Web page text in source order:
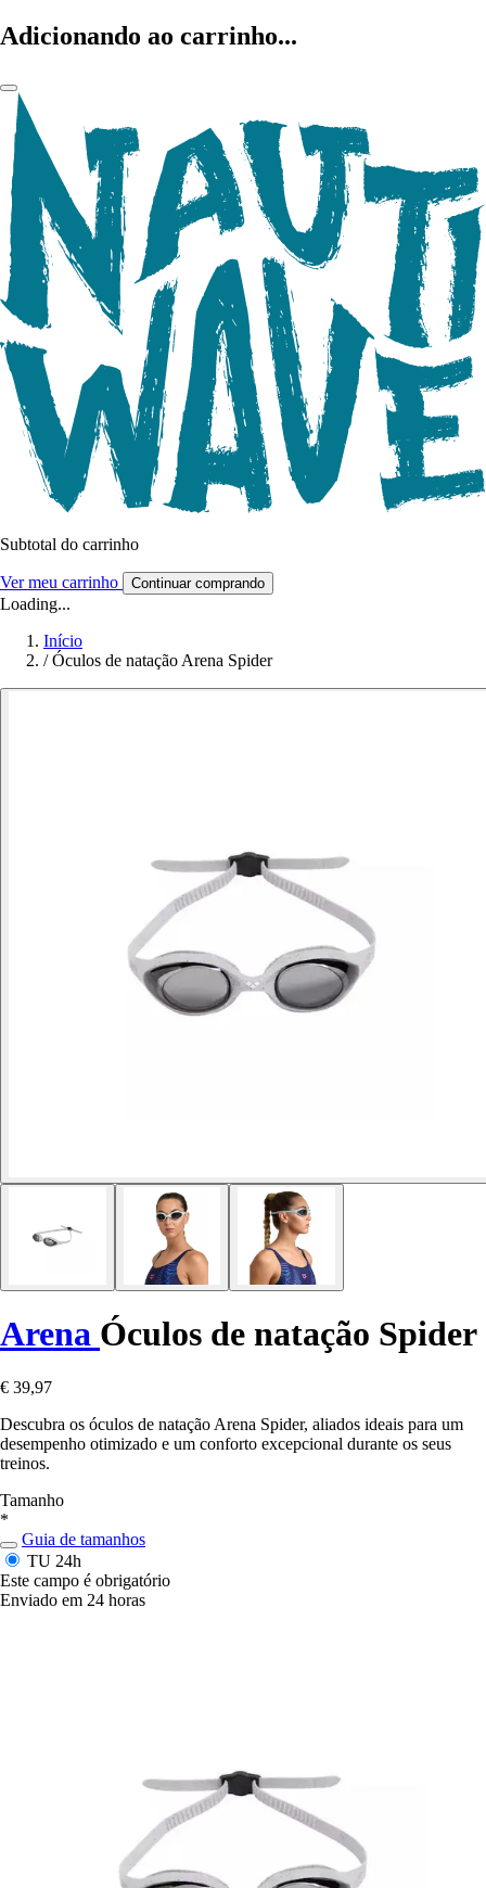
Adicionando ao carrinho...
Subtotal do carrinho
Ver meu carrinho Continuar comprando
Loading...
Início
/ Óculos de natação Arena Spider
Arena Óculos de natação Spider
€ 39,97
Descubra os óculos de natação Arena Spider, aliados ideais para um
desempenho otimizado e um conforto excepcional durante os seus
treinos.
Tamanho
*
Guia de tamanhos
TU 24h
Este campo é obrigatório
Enviado em 24 horas